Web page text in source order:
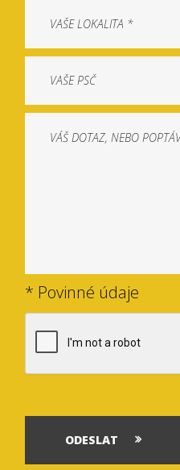
* Povinné údaje
ODESLAT